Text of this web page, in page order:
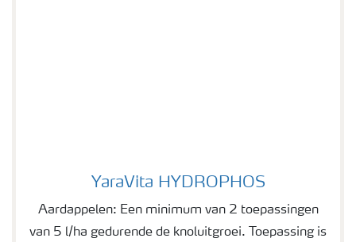
YaraVita HYDROPHOS
Aardappelen: Een minimum van 2 toepassingen
van 5 l/ha gedurende de knoluitgroei. Toepassing is